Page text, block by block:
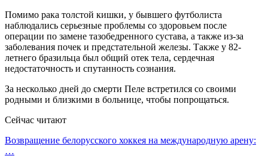
Помимо рака толстой кишки, у бывшего футболиста
наблюдались серьезные проблемы со здоровьем после
операции по замене тазобедренного сустава, а также из-за
заболевания почек и предстательной железы. Также у 82-
летнего бразильца был общий отек тела, сердечная
недостаточность и спутанность сознания.
За несколько дней до смерти Пеле встретился со своими
родными и близкими в больнице, чтобы попрощаться.
Сейчас читают
Возвращение белорусского хоккея на международную арену:
…